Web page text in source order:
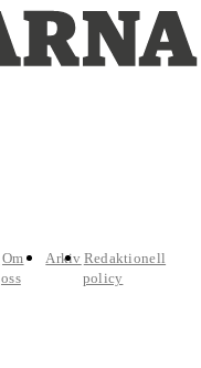
Om
oss
Arkiv Redaktionell
policy